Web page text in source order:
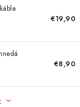
€19,90
€8,90